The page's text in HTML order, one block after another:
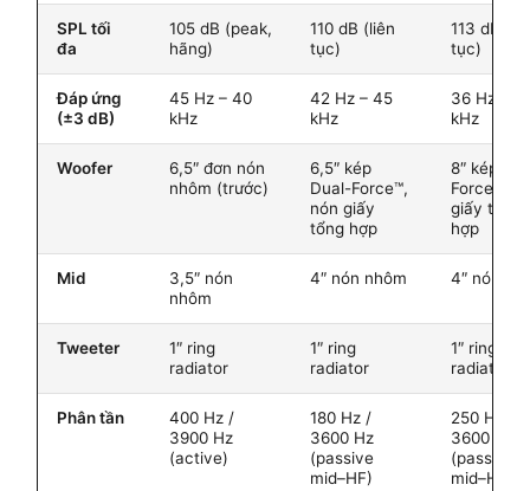
SPL tối
đa
105 dB (peak,
hãng)
110 dB (liên
tục)
113 dB
tục)
Đáp ứng
(±3 dB)
45 Hz – 40
kHz
42 Hz – 45
kHz
36 Hz –
kHz
Woofer
6,5″ đơn nón
nhôm (trước)
6,5″ kép
Dual-Force™,
nón giấy
tổng hợp
8″ kép
Force™,
giấy tổng
hợp
Mid
3,5″ nón
nhôm
4″ nón nhôm 4″ nón
Tweeter
1″ ring
radiator
1″ ring
radiator
1″ ring
radiator
Phân tần
400 Hz /
3900 Hz
(active)
180 Hz /
3600 Hz
(passive
mid–HF)
250 Hz /
3600 Hz
(passive
mid–HF)